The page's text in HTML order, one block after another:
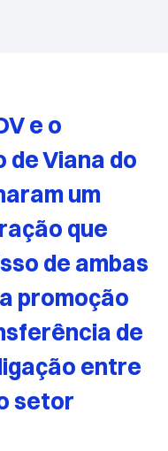
e o
Viana do
um
que
de ambas
promoção
de
entre
setor